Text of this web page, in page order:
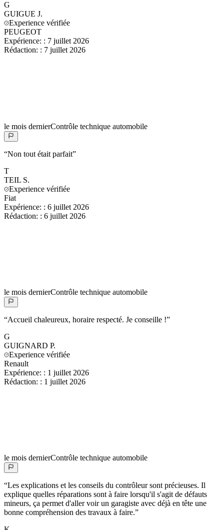
G
GUIGUE J.
Experience vérifiée
PEUGEOT
Expérience: : 7 juillet 2026
Rédaction: : 7 juillet 2026
le mois dernierContrôle technique automobile
“Non tout était parfait”
T
TEIL S.
Experience vérifiée
Fiat
Expérience: : 6 juillet 2026
Rédaction: : 6 juillet 2026
le mois dernierContrôle technique automobile
“Accueil chaleureux, horaire respecté. Je conseille !”
G
GUIGNARD P.
Experience vérifiée
Renault
Expérience: : 1 juillet 2026
Rédaction: : 1 juillet 2026
le mois dernierContrôle technique automobile
“Les explications et les conseils du contrôleur sont précieuses. Il
explique quelles réparations sont à faire lorsqu'il s'agit de défauts
mineurs, ça permet d'aller voir un garagiste avec déjà en tête une
bonne compréhension des travaux à faire.”